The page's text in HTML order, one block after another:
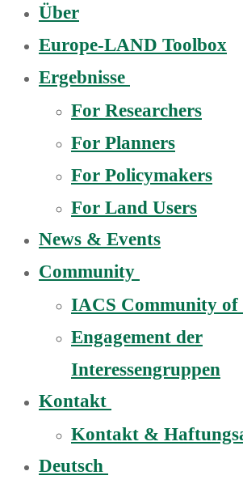
Über
Europe-LAND Toolbox
Ergebnisse
For Researchers
For Planners
For Policymakers
For Land Users
News & Events
Community
IACS Community of
Engagement der
Interessengruppen
Kontakt
Kontakt &
Deutsch